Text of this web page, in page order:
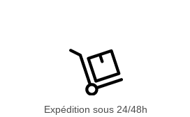
Expédition sous 24/48h